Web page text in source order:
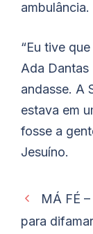
ambulância.
“Eu tive
Ada
andasse. A
estava em
fosse a
Jesuíno.
MÁ FÉ
para